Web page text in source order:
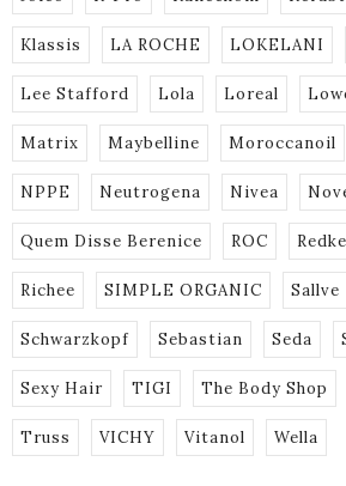
Klassis LA ROCHE LOKELANI
Lee Stafford Lola Loreal
Matrix Maybelline Moroccanoil
NPPE Neutrogena Nivea
Quem Disse Berenice ROC
Richee SIMPLE ORGANIC Sallve
Schwarzkopf Sebastian Seda
Sexy Hair TIGI The Body Shop
Truss VICHY Vitanol Wella